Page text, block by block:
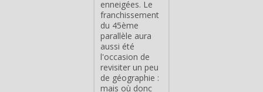
enneigées. Le
franchissement
du 45ème
parallèle aura
aussi été
l'occasion de
revisiter un peu
de géographie :
mais où donc